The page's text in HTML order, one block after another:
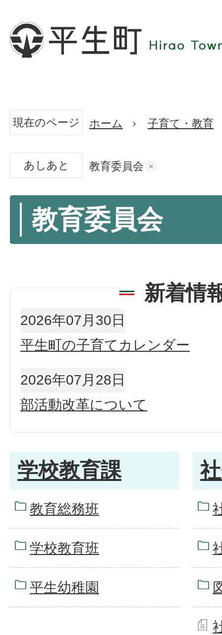
現在のページ ホーム 子育て・教育
あしあと 教育委員会
教育委員会
新着情
2026年07月30日
平生町の子育てカレンダー
2026年07月28日
部活動改革について
学校教育課
教育総務班
学校教育班
平生幼稚園